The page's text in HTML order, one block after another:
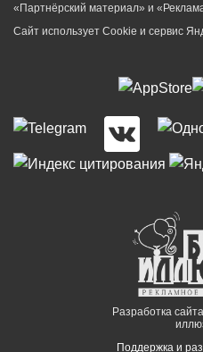
«Партнёрский материал» и
Сайт использует Cookie и сервиc
Разработка
Поддержка и